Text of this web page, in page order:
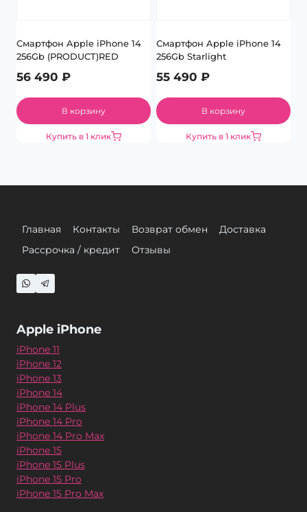
Смартфон Apple iPhone 14
256Gb (PRODUCT)RED
56 490 ₽
В корзину
Купить в 1 клик
Смартфон Apple iPhone 14
256Gb Starlight
55 490 ₽
В корзину
Купить в 1 клик
Главная Контакты Возврат обмен
Доставка
Рассрочка / кредит
Отзывы
Apple iPhone
iPhone 11
iPhone 12
iPhone 13
iPhone 14
iPhone 14 Plus
iPhone 14 Pro
iPhone 14 Pro Max
iPhone 15
iPhone 15 Plus
iPhone 15 Pro
iPhone 15 Pro Max